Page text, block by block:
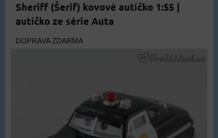
Sheriff (Šerif) kovové autíčko 1:55 |
autíčko ze série Auta
DOPRAVA ZDARMA